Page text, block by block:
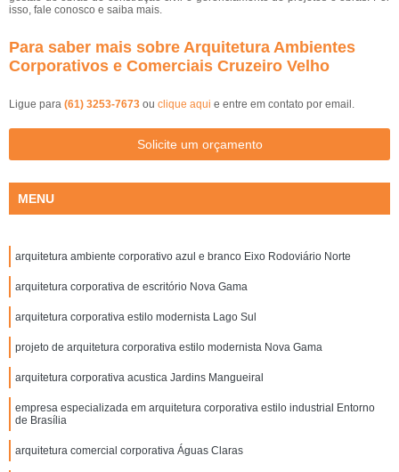
isso, fale conosco e saiba mais.
Para saber mais sobre Arquitetura Ambientes
Corporativos e Comerciais Cruzeiro Velho
Ligue para (61) 3253-7673 ou clique aqui e entre em contato por email.
Solicite um orçamento
MENU
arquitetura ambiente corporativo azul e branco Eixo Rodoviário Norte
arquitetura corporativa de escritório Nova Gama
arquitetura corporativa estilo modernista Lago Sul
projeto de arquitetura corporativa estilo modernista Nova Gama
arquitetura corporativa acustica Jardins Mangueiral
empresa especializada em arquitetura corporativa estilo industrial Entorno
de Brasília
arquitetura comercial corporativa Águas Claras